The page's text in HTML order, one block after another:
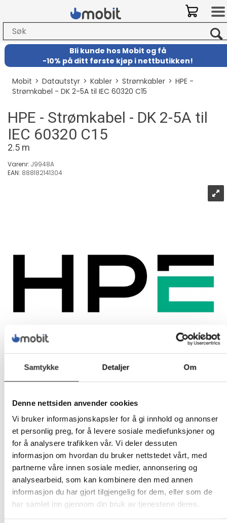
Samtykke Detaljer Om
Denne nettsiden anvender cookies
Vi bruker informasjonskapsler for å gi innhold og annonser
et personlig preg, for å levere sosiale mediefunksjoner og
for å analysere trafikken vår. Vi deler dessuten
informasjon om hvordan du bruker nettstedet vårt, med
partnerne våre innen sosiale medier, annonsering og
analysearbeid, som kan kombinere den med annen
informasjon du har gjort tilgjengelig for dem, eller som de
har samlet inn gjennom din bruk av tjenestene deres.
Bli kunde hos Mobit og få
-10% på ditt første kjøp i nettbutikken!
Mobit>Datautstyr>Kabler>Strømkabler>HPE -
Strømkabel - DK 2-5A til IEC 60320 C15
HPE - Strømkabel - DK 2-5A til
IEC 60320 C15
2.5 m
Varenr: J9948A
EAN: 888182141304
733,-
Eks mva
- +